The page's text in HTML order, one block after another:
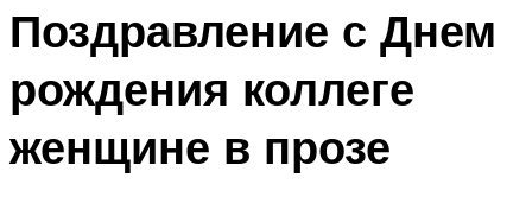
Поздравление с Днем
рождения коллеге
женщине в прозе